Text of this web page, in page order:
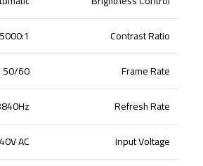
Contrast Ratio
5000:1
Frame Rate
50/60 Hz
Refresh Rate
Input Voltage
AC